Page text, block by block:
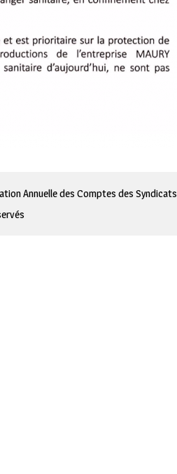
Annuelle des Comptes des Syndicats